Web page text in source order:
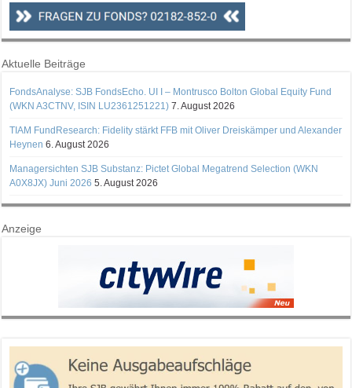
Aktuelle Beiträge
FondsAnalyse: SJB FondsEcho. UI I – Montrusco Bolton Global Equity Fund
(WKN A3CTNV, ISIN LU2361251221) 7. August 2026
TIAM FundResearch: Fidelity stärkt FFB mit Oliver Dreiskämper und Alexander
Heynen 6. August 2026
Managersichten SJB Substanz: Pictet Global Megatrend Selection (WKN
A0X8JX) Juni 2026 5. August 2026
Anzeige